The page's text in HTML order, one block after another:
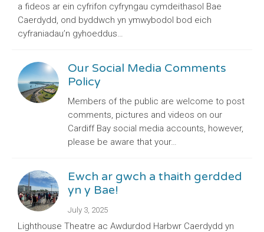
a fideos ar ein cyfrifon cyfryngau cymdeithasol Bae
Caerdydd, ond byddwch yn ymwybodol bod eich
cyfraniadau’n gyhoeddus…
Our Social Media Comments
Policy
Members of the public are welcome to post
comments, pictures and videos on our
Cardiff Bay social media accounts, however,
please be aware that your…
Ewch ar gwch a thaith gerdded
yn y Bae!
July 3, 2025
Lighthouse Theatre ac Awdurdod Harbwr Caerdydd yn